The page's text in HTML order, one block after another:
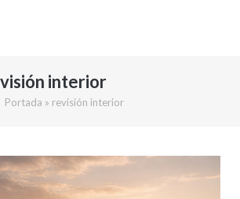
interior
Portada » revisión interior